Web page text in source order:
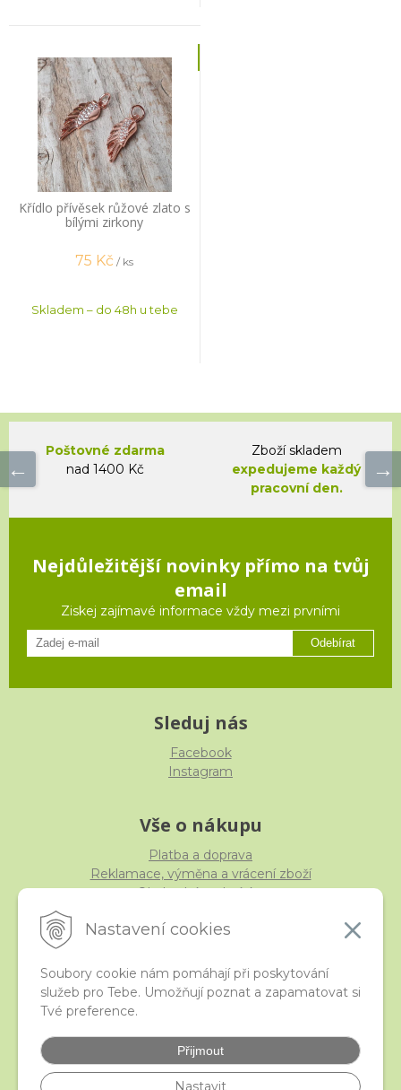
Nastavení cookies
Soubory cookie nám pomáhají při poskytování
služeb pro Tebe. Umožňují poznat a zapamatovat si
Tvé preference.
Přijmout
Nastavit
Křídlo přívěsek růžové zlato s
bílými zirkony
75 Kč / ks
Skladem – do 48h u tebe
Poštovné zdarma
nad 1400 Kč
Zboží skladem
expedujeme každý
pracovní den.
Nejdůležitější novinky přímo na tvůj
email
Ziskej zajímavé informace vždy mezi prvními
Odebírat
Sleduj nás
Facebook
Instagram
Vše o nákupu
Platba a doprava
Reklamace, výměna a vrácení zboží
Obchodní podmínky
iStraka
Velkoobchod
Nejčastější otázky
České puncovní značky